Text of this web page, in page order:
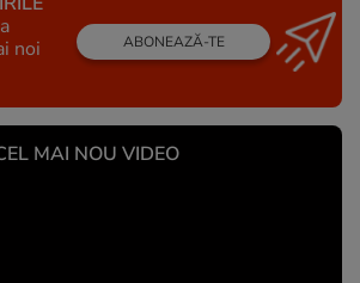
noi
ABONEAZĂ-TE
MAI NOU VIDEO